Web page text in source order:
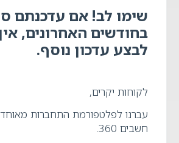
שימו לב! אם עדכנתם
בחודשים האחרונים,
לבצע עדכון נוסף.
לקוחות יקרים,
עברנו לפלטפורמת התחברות
חשבים 360.